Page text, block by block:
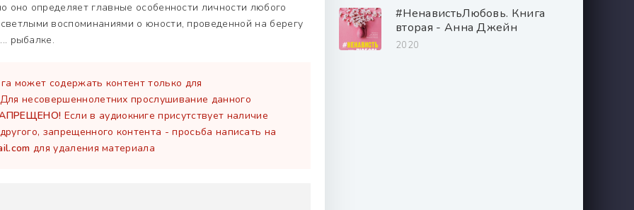
оно определяет главные особенности личности любого
воспоминаниями о юности, проведенной на берегу
рыбалке.
может содержать контент только для
несовершеннолетних прослушивание данного
Если в аудиокниге присутствует наличие
запрещенного контента - просьба написать на
для удаления материала
#НенавистьЛюбовь. Книга
вторая - Анна Джейн
2020